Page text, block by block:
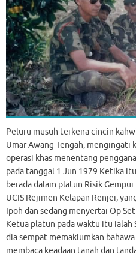
Peluru musuh terkena cincin
Umar Awang Tengah, mengingati
operasi khas menentang
pada tanggal 1 Jun 1979.Ketika
berada dalam platun Risik
UCIS Rejimen Kelapan Renjer,
Ipoh dan sedang menyertai Op
Ketua platun pada waktu itu ialah
dia sempat memaklumkan
membaca keadaan tanah dan